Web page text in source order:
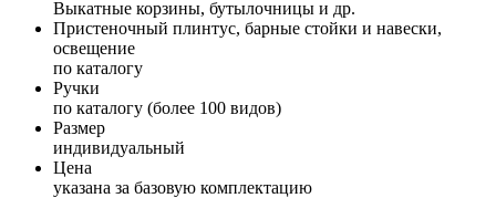
Выкатные корзины, бутылочницы и др.
Пристеночный плинтус, барные стойки и навески,
освещение
по каталогу
Ручки
по каталогу (более 100 видов)
Размер
индивидуальный
Цена
указана за базовую комплектацию